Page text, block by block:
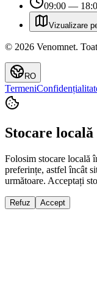
09:00 —
Vizualizare
© 2026 Venomnet.
RO
Termeni
Stocare locală
Folosim stocare locală
preferințe, astfel încât
următoare. Acceptați
Refuz Accept